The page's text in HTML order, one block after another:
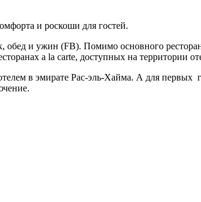
и роскоши для гостей.
обед и ужин (FB). Помимо основного
a la carte, доступных на территории
в эмирате Рас-эль-Хайма. А для первых